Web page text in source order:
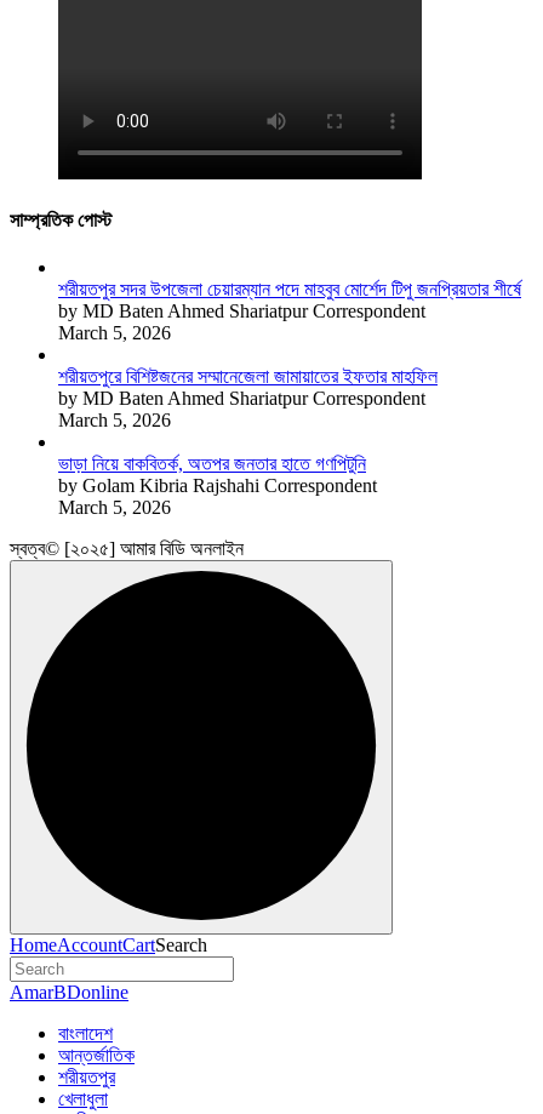
সাম্প্রতিক পোস্ট
শরীয়তপুর সদর উপজেলা চেয়ারম্যান পদে মাহবুব মোর্শেদ টিপু জনপ্রিয়তার শীর্ষে
by MD Baten Ahmed Shariatpur Correspondent
March 5, 2026
শরীয়তপুরে বিশিষ্টজনের সম্মানেজেলা জামায়াতের ইফতার মাহফিল
by MD Baten Ahmed Shariatpur Correspondent
March 5, 2026
ভাড়া নিয়ে বাকবিতর্ক, অতপর জনতার হাতে গণপিটুনি
by Golam Kibria Rajshahi Correspondent
March 5, 2026
স্বত্ব© [২০২৫] আমার বিডি অনলাইন
HomeAccountCartSearch
AmarBDonline
বাংলাদেশ
আন্তর্জাতিক
শরীয়তপুর
খেলাধুলা